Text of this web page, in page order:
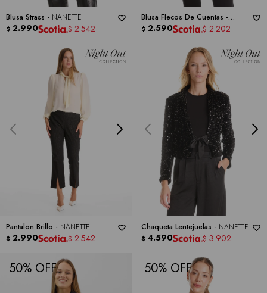
Blusa Strass - NANETTE
$ 2.990 $ 2.542
Blusa Flecos De Cuentas -
NANETTE
$ 2.590 $ 2.202
Pantalon Brillo - NANETTE
$ 2.990 $ 2.542
Chaqueta Lentejuelas - NANETTE
$ 4.590 $ 3.902
50 50